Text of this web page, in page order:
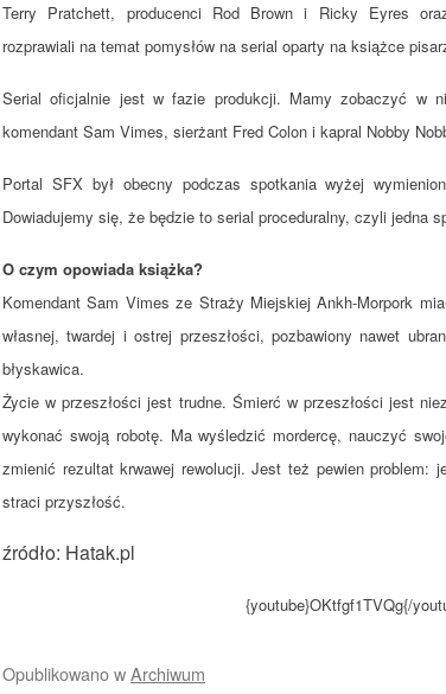
Terry Pratchett, producenci Rod Brown i Ricky Eyres
rozprawiali na temat pomysłów na serial oparty na książce
Serial oficjalnie jest w fazie produkcji. Mamy zobaczyć w
komendant Sam Vimes, sierżant Fred Colon i kapral Nobby
Portal SFX był obecny podczas spotkania wyżej
Dowiadujemy się, że będzie to serial proceduralny, czyli jedna
O czym opowiada książka?
Komendant Sam Vimes ze Straży Miejskiej Ankh-Morpork
własnej, twardej i ostrej przeszłości, pozbawiony nawet
błyskawica.
Życie w przeszłości jest trudne. Śmierć w przeszłości jest
wykonać swoją robotę. Ma wyśledzić mordercę, nauczyć
zmienić rezultat krwawej rewolucji. Jest też pewien problem:
straci przyszłość.
źródło: Hatak.pl
{youtube}OKtfgf1TVQg{/
OpublikowanowArchiwum